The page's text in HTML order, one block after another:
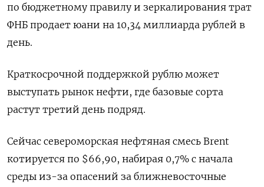
по бюджетному правилу и зеркалирования трат
ФНБ продает юани на 10,34 миллиарда рублей в
день.
Краткосрочной поддержкой рублю может
выступать рынок нефти, где базовые сорта
растут третий день подряд.
Сейчас североморская нефтяная смесь Brent
котируется по $66,90, набирая 0,7% с начала
среды из-за опасений за ближневосточные